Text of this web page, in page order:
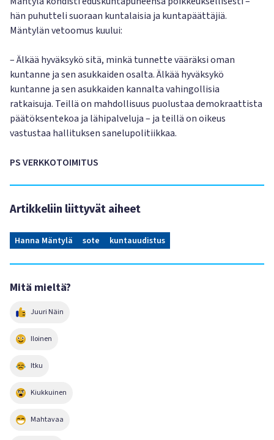
hän puhutteli suoraan kuntalaisia ja kuntapäättäjiä.
Mäntylän vetoomus kuului:
– Älkää hyväksykö sitä, minkä tunnette vääräksi oman
kuntanne ja sen asukkaiden osalta. Älkää hyväksykö
kuntanne ja sen asukkaiden kannalta vahingollisia
ratkaisuja. Teillä on mahdollisuus puolustaa demokraattista
päätöksentekoa ja lähipalveluja – ja teillä on oikeus
vastustaa hallituksen sanelupolitiikkaa.
PS VERKKOTOIMITUS
Artikkeliin liittyvät aiheet
Hanna Mäntylä sote kuntauudistus
Mitä mieltä?
Juuri Näin
Iloinen
Itku
Kiukkuinen
Mahtavaa